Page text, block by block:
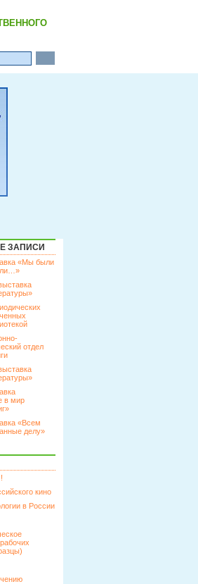
ЗАПИСИ
«Мы были
отдел
в мир
«Всем
делу»
кино
в России